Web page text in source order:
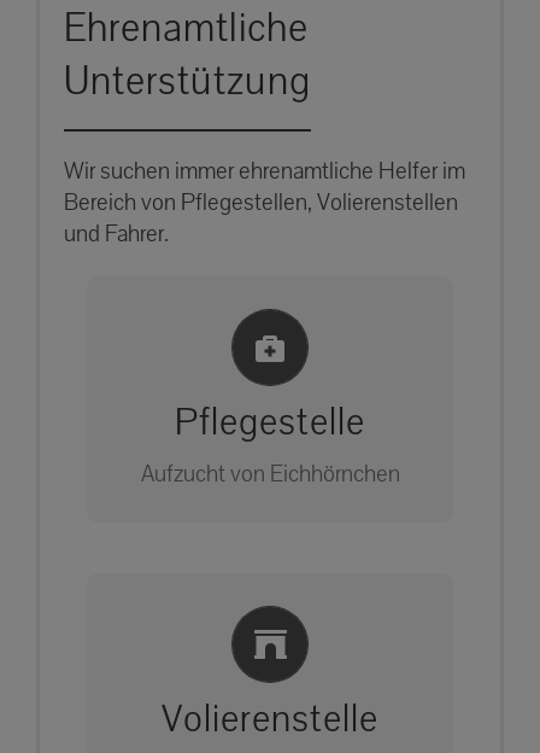
Ehrenamtliche
Unterstützung
Wir suchen immer ehrenamtliche Helfer im
Bereich von Pflegestellen, Volierenstellen
und Fahrer.
Pflegestelle
Aufzucht von Eichhörnchen
Einlernung und Infos
auf: 0162-7909946
Volierenstelle
Einlernung und Infos